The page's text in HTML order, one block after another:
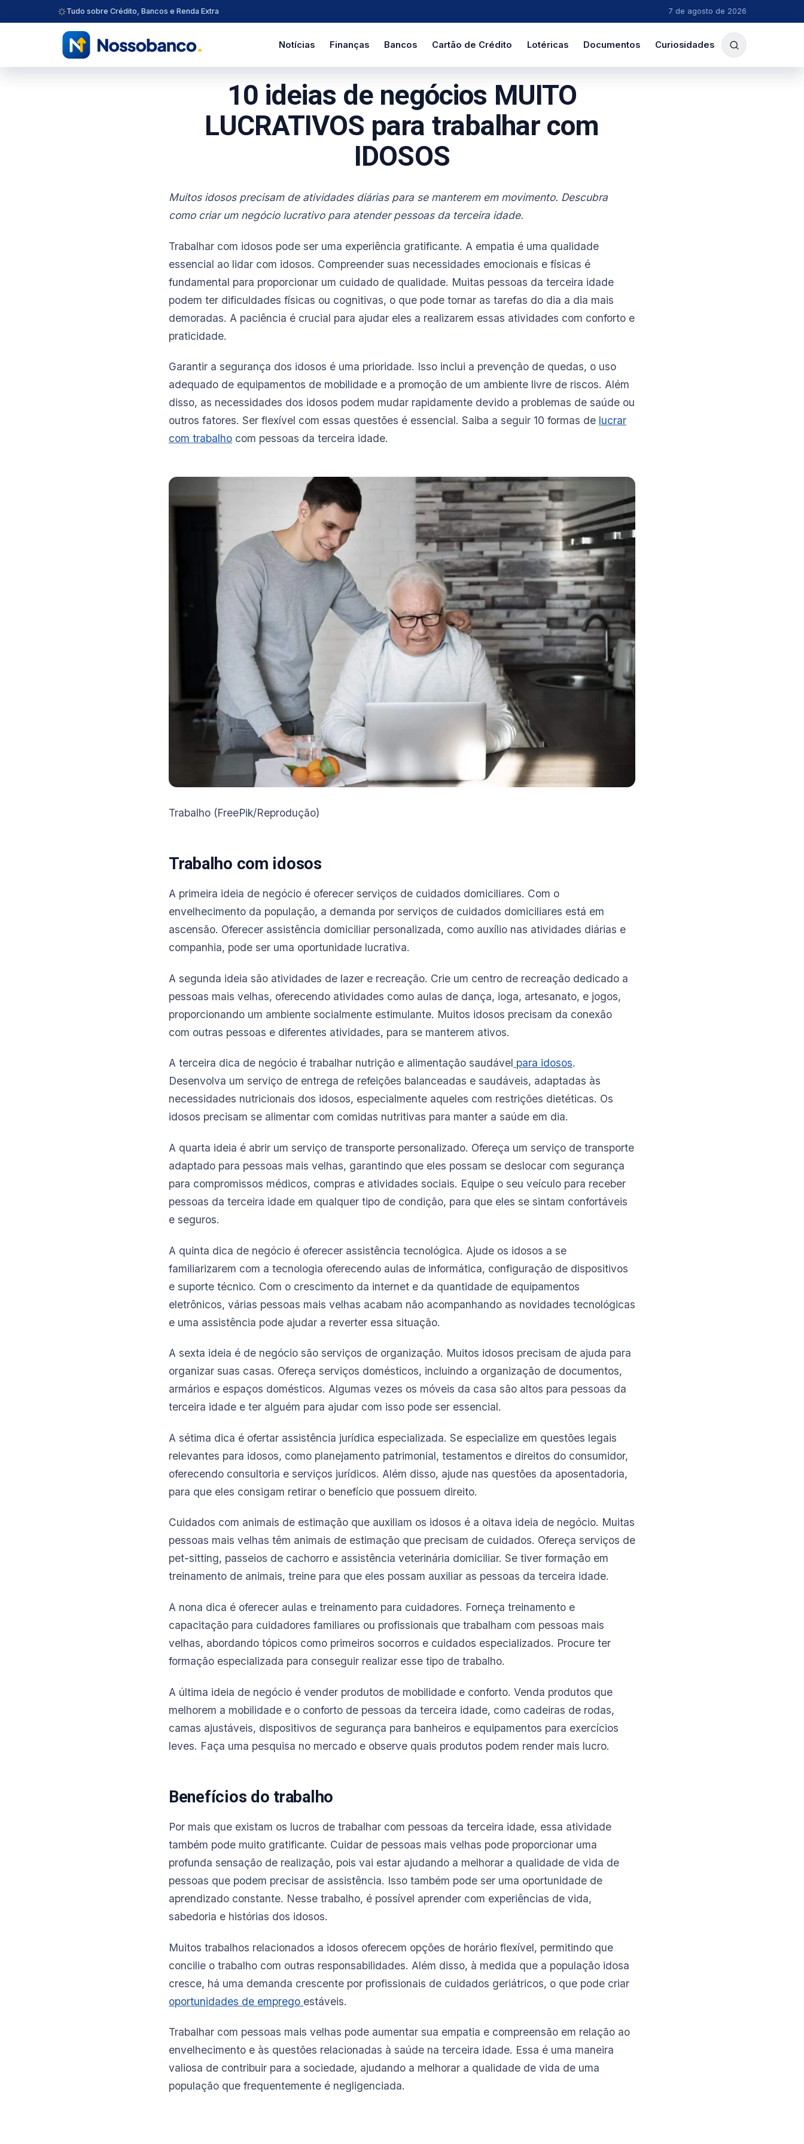
Tudo sobre Crédito, Bancos e Renda Extra 7 de agosto de 2026
Notícias Finanças Bancos Cartão de Crédito Lotéricas Documentos Curiosidades
10 ideias de negócios MUITO
LUCRATIVOS para trabalhar com
IDOSOS
Muitos idosos precisam de atividades diárias para se manterem em movimento. Descubra
como criar um negócio lucrativo para atender pessoas da terceira idade.
Trabalhar com idosos pode ser uma experiência gratificante. A empatia é uma qualidade
essencial ao lidar com idosos. Compreender suas necessidades emocionais e físicas é
fundamental para proporcionar um cuidado de qualidade. Muitas pessoas da terceira idade
podem ter dificuldades físicas ou cognitivas, o que pode tornar as tarefas do dia a dia mais
demoradas. A paciência é crucial para ajudar eles a realizarem essas atividades com conforto e
praticidade.
Garantir a segurança dos idosos é uma prioridade. Isso inclui a prevenção de quedas, o uso
adequado de equipamentos de mobilidade e a promoção de um ambiente livre de riscos. Além
disso, as necessidades dos idosos podem mudar rapidamente devido a problemas de saúde ou
outros fatores. Ser flexível com essas questões é essencial. Saiba a seguir 10 formas de lucrar
com trabalho com pessoas da terceira idade.
Trabalho (FreePik/Reprodução)
Trabalho com idosos
A primeira ideia de negócio é oferecer serviços de cuidados domiciliares. Com o
envelhecimento da população, a demanda por serviços de cuidados domiciliares está em
ascensão. Oferecer assistência domiciliar personalizada, como auxílio nas atividades diárias e
companhia, pode ser uma oportunidade lucrativa.
A segunda ideia são atividades de lazer e recreação. Crie um centro de recreação dedicado a
pessoas mais velhas, oferecendo atividades como aulas de dança, ioga, artesanato, e jogos,
proporcionando um ambiente socialmente estimulante. Muitos idosos precisam da conexão
com outras pessoas e diferentes atividades, para se manterem ativos.
A terceira dica de negócio é trabalhar nutrição e alimentação saudável para idosos.
Desenvolva um serviço de entrega de refeições balanceadas e saudáveis, adaptadas às
necessidades nutricionais dos idosos, especialmente aqueles com restrições dietéticas. Os
idosos precisam se alimentar com comidas nutritivas para manter a saúde em dia.
A quarta ideia é abrir um serviço de transporte personalizado. Ofereça um serviço de transporte
adaptado para pessoas mais velhas, garantindo que eles possam se deslocar com segurança
para compromissos médicos, compras e atividades sociais. Equipe o seu veículo para receber
pessoas da terceira idade em qualquer tipo de condição, para que eles se sintam confortáveis
e seguros.
A quinta dica de negócio é oferecer assistência tecnológica. Ajude os idosos a se
familiarizarem com a tecnologia oferecendo aulas de informática, configuração de dispositivos
e suporte técnico. Com o crescimento da internet e da quantidade de equipamentos
eletrônicos, várias pessoas mais velhas acabam não acompanhando as novidades tecnológicas
e uma assistência pode ajudar a reverter essa situação.
A sexta ideia é de negócio são serviços de organização. Muitos idosos precisam de ajuda para
organizar suas casas. Ofereça serviços domésticos, incluindo a organização de documentos,
armários e espaços domésticos. Algumas vezes os móveis da casa são altos para pessoas da
terceira idade e ter alguém para ajudar com isso pode ser essencial.
A sétima dica é ofertar assistência jurídica especializada. Se especialize em questões legais
relevantes para idosos, como planejamento patrimonial, testamentos e direitos do consumidor,
oferecendo consultoria e serviços jurídicos. Além disso, ajude nas questões da aposentadoria,
para que eles consigam retirar o benefício que possuem direito.
Cuidados com animais de estimação que auxiliam os idosos é a oitava ideia de negócio. Muitas
pessoas mais velhas têm animais de estimação que precisam de cuidados. Ofereça serviços de
pet-sitting, passeios de cachorro e assistência veterinária domiciliar. Se tiver formação em
treinamento de animais, treine para que eles possam auxiliar as pessoas da terceira idade.
A nona dica é oferecer aulas e treinamento para cuidadores. Forneça treinamento e
capacitação para cuidadores familiares ou profissionais que trabalham com pessoas mais
velhas, abordando tópicos como primeiros socorros e cuidados especializados. Procure ter
formação especializada para conseguir realizar esse tipo de trabalho.
A última ideia de negócio é vender produtos de mobilidade e conforto. Venda produtos que
melhorem a mobilidade e o conforto de pessoas da terceira idade, como cadeiras de rodas,
camas ajustáveis, dispositivos de segurança para banheiros e equipamentos para exercícios
leves. Faça uma pesquisa no mercado e observe quais produtos podem render mais lucro.
Benefícios do trabalho
Por mais que existam os lucros de trabalhar com pessoas da terceira idade, essa atividade
também pode muito gratificante. Cuidar de pessoas mais velhas pode proporcionar uma
profunda sensação de realização, pois vai estar ajudando a melhorar a qualidade de vida de
pessoas que podem precisar de assistência. Isso também pode ser uma oportunidade de
aprendizado constante. Nesse trabalho, é possível aprender com experiências de vida,
sabedoria e histórias dos idosos.
Muitos trabalhos relacionados a idosos oferecem opções de horário flexível, permitindo que
concilie o trabalho com outras responsabilidades. Além disso, à medida que a população idosa
cresce, há uma demanda crescente por profissionais de cuidados geriátricos, o que pode criar
oportunidades de emprego estáveis.
Trabalhar com pessoas mais velhas pode aumentar sua empatia e compreensão em relação ao
envelhecimento e às questões relacionadas à saúde na terceira idade. Essa é uma maneira
valiosa de contribuir para a sociedade, ajudando a melhorar a qualidade de vida de uma
população que frequentemente é negligenciada.